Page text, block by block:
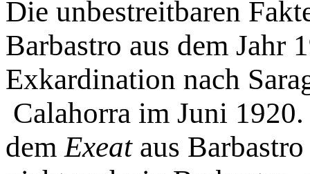
Die unbestreitbaren
Barbastro aus dem Jahr
Exkardination nach
Calahorra im Juni
dem Exeat aus